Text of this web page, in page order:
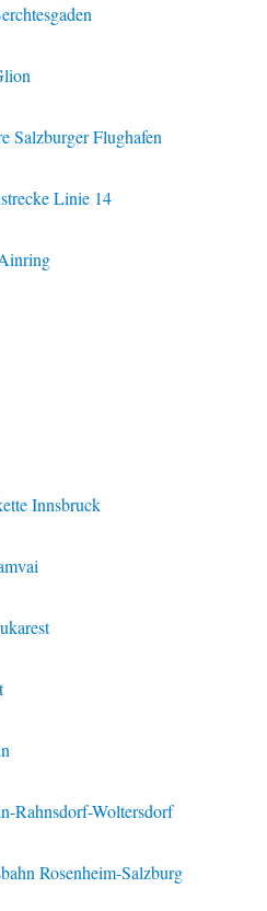
Salzburger Flughafen
Linie 14
Innsbruck
Rahnsdorf-Woltersdorf
Rosenheim-Salzburg